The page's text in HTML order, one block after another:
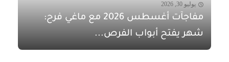
يوليو 30, 2026
مفاجآت أغسطس 2026 مع ماغي فرح:
شهر يفتح أبواب الفرص...